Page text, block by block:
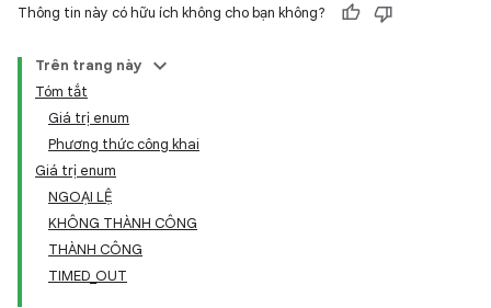
Thông tin này có hữu ích không cho bạn không?
Trên trang này
Tóm tắt
Giá trị enum
Phương thức công khai
Giá trị enum
NGOẠI LỆ
KHÔNG THÀNH CÔNG
THÀNH CÔNG
TIMED_OUT